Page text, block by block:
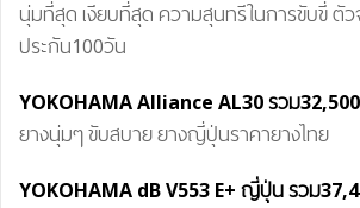
นุ่มที่สุด เงียบที่สุด ความสุนทรีในการขับขี่ ตั
ประกัน100วัน
YOKOHAMA Alliance AL30 รวม32,500
ยางนุ่มๆ ขับสบาย ยางญี่ปุ่นราคายางไทย
YOKOHAMA dBV553 E+ ญี่ปุ่น รวม37,4